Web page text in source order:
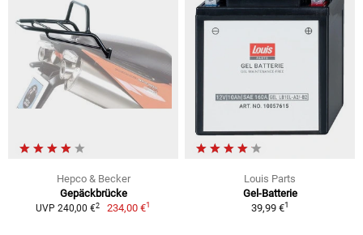
Hepco & Becker
Gepäckbrücke
UVP 240,00 €2 234,00 €1
Louis Parts
Gel-Batterie
39,99 €1